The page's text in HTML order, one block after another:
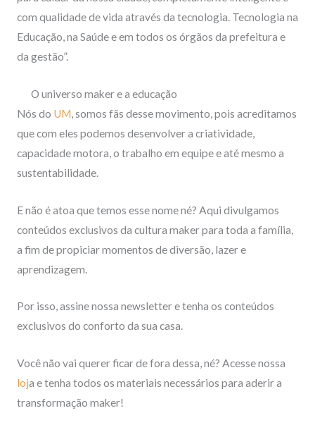
com qualidade de vida através da tecnologia. Tecnologia na
Educação, na Saúde e em todos os órgãos da prefeitura e
da gestão”.
O universo maker e a educação
Nós do UM, somos fãs desse movimento, pois acreditamos
que com eles podemos desenvolver a criatividade,
capacidade motora, o trabalho em equipe e até mesmo a
sustentabilidade.
E não é atoa que temos esse nome né? Aqui divulgamos
conteúdos exclusivos da cultura maker para toda a família,
a fim de propiciar momentos de diversão, lazer e
aprendizagem.
Por isso, assine nossa newsletter e tenha os conteúdos
exclusivos do conforto da sua casa.
Você não vai querer ficar de fora dessa, né? Acesse nossa
loja e tenha todos os materiais necessários para aderir a
transformação maker!